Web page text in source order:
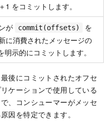
1 をコミットします。
が commit(offsets)
を
に消費されたメッセージの
明示的にコミットします。
後にコミットされたオフセ
ケーションで使用している
、コンシューマーがメッセ
因を特定できます。